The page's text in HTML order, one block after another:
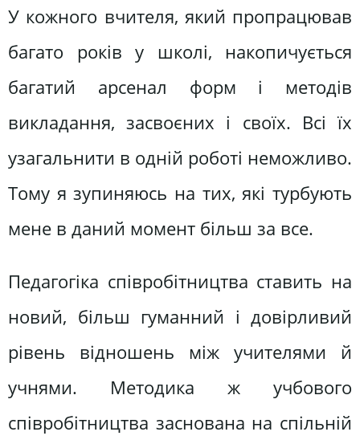
У кожного вчителя, який пропрацював
багато років у школі, накопичується
багатий арсенал форм і методів
викладання, засвоєних і своїх. Всі їх
узагальнити в одній роботі неможливо.
Тому я зупиняюсь на тих, які турбують
мене в даний момент більш за все.
Педагогіка співробітництва ставить на
новий, більш гуманний і довірливий
рівень відношень між учителями й
учнями. Методика ж учбового
співробітництва заснована на спільній